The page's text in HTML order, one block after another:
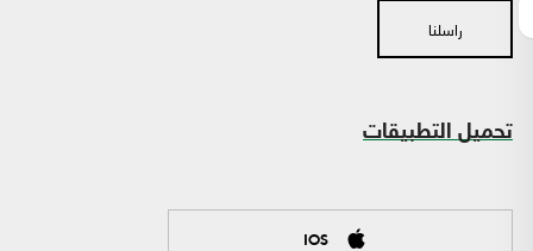
راسلنا
تحميل التطبيقات
IOS